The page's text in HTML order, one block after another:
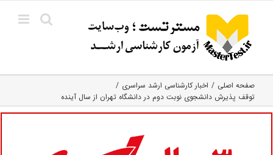
content
صفحه اصلی
اخبار کارشناسی ارشد سراسری
توقف پذیرش دانشجوی نوبت دوم در دانشگاه تهران از سال آینده